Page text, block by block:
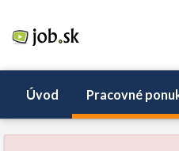
Úvod Pracovné